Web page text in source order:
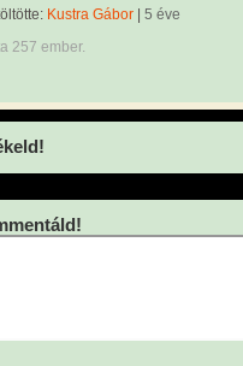
Kustra Gábor
5 éve
257 ember.